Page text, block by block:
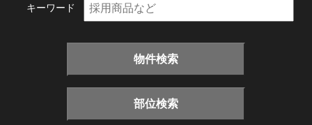
キーワード
物件検索
部位検索